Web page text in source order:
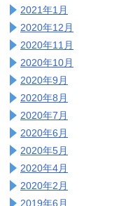
2021年1月
2020年12月
2020年11月
2020年10月
2020年9月
2020年8月
2020年7月
2020年6月
2020年5月
2020年4月
2020年2月
2019年6月